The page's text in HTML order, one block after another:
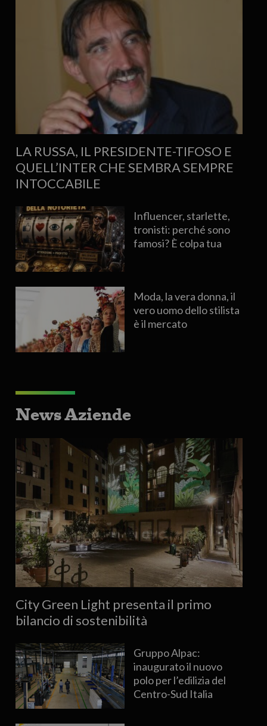
LA RUSSA, IL PRESIDENTE-TIFOSO E
QUELL’INTER CHE SEMBRA SEMPRE
INTOCCABILE
Influencer, starlette,
tronisti: perché sono
famosi? È colpa tua
Moda, la vera donna, il
vero uomo dello stilista
è il mercato
News Aziende
City Green Light presenta il primo
bilancio di sostenibilità
Gruppo Alpac:
inaugurato il nuovo
polo per l’edilizia del
Centro-Sud Italia